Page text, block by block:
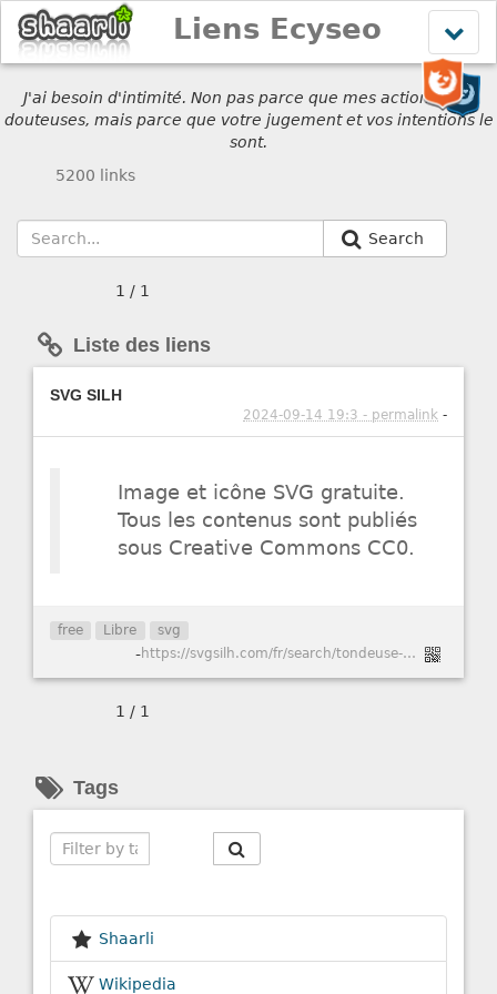
le
menu
Liens Ecyseo
J'ai besoin d'intimité. Non pas parce que mes actions sont
douteuses, mais parce que votre jugement et vos intentions le
sont.
5200 links
Search
1 / 1
Liste des liens
SVG SILH
2024-09-14 19:3 - permalink -
Image et icône SVG gratuite.
Tous les contenus sont publiés
sous Creative Commons CC0.
free Libre svg
- https://svgsilh.com/fr/search/tondeuse-1.html
1 / 1
Tags
Shaarli
Wikipedia